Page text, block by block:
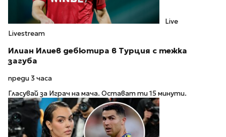
Live
Livestream
Илиан Илиев дебютира в Турция с тежка
загуба
преди 3 часа
Гласувай за Играч на мача. Остават ти 15 минути.